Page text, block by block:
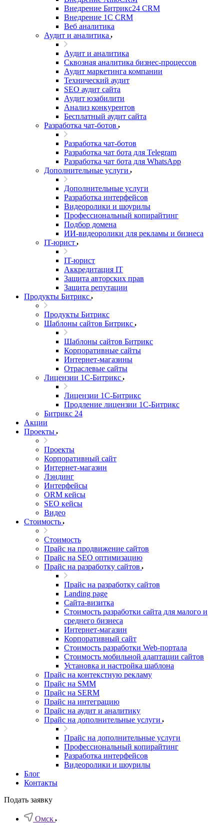
Внедрение Битрикс24 CRM
Внедрение 1C CRM
Веб аналитика
Аудит и аналитика
Аудит и аналитика
Сквозная аналитика бизнес-процессов
Аудит маркетинга компании
Технический аудит
SEO аудит сайта
Аудит юзабилити
Анализ конкурентов
Бесплатный аудит сайта
Разработка чат-ботов
Разработка чат-ботов
Разработка чат бота для Telegram
Разработка чат бота для WhatsApp
Дополнительные услуги
Дополнительные услуги
Разработка интерфейсов
Видеоролики и шоурилы
Профессиональный копирайтинг
Подбор домена
ИИ-видеоролики для рекламы и бизнеса
IT-юрист
IT-юрист
Аккредитация IT
Защита авторских прав
Защита репутации
Продукты Битрикс
Продукты Битрикс
Шаблоны сайтов Битрикс
Шаблоны сайтов Битрикс
Корпоративные сайты
Интернет-магазины
Отраслевые сайты
Лицензии 1С-Битрикс
Лицензии 1С-Битрикс
Продление лицензии 1С-Битрикс
Битрикс 24
Акции
Проекты
Проекты
Корпоративный сайт
Интернет-магазин
Лэндинг
Интерфейсы
ORM кейсы
SEO кейсы
Видео
Стоимость
Стоимость
Прайс на продвижение сайтов
Прайс на SEO оптимизацию
Прайс на разработку сайтов
Прайс на разработку сайтов
Landing page
Cайта-визитка
Стоимость разработки сайта для малого и
среднего бизнеса
Интернет-магазин
Корпоративный сайт
Стоимость разработки Web-портала
Стоимость мобильной адаптации сайтов
Установка и настройка шаблона
Прайс на контекстную рекламу
Прайс на SMM
Прайс на SERM
Прайс на интеграцию
Прайс на аудит и аналитику
Прайс на дополнительные услуги
Прайс на дополнительные услуги
Профессиональный копирайтинг
Разработка интерфейсов
Видеоролики и шоурилы
Блог
Контакты
Подать заявку
Омск